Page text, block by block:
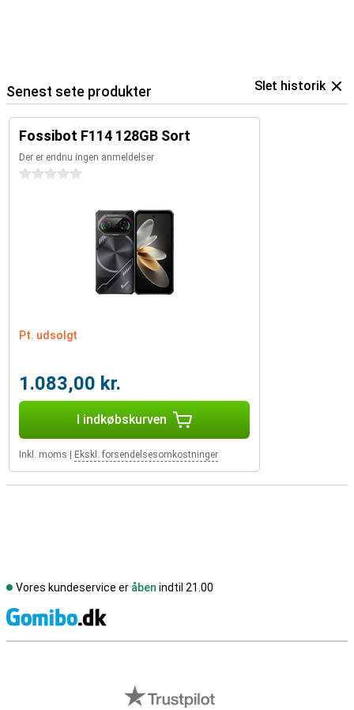
Senest sete produkter Slet historik
Fossibot F114 128GB Sort
Der er endnu ingen anmeldelser
0 stjerner
Pt. udsolgt
1.083,00 kr.
I indkøbskurven
Inkl. moms Ekskl. forsendelsesomkostninger
Vores kundeservice er åben indtil 21.00